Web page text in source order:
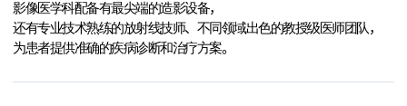
影像医学科配备有最尖端的造影设备，
还有专业技术熟练的放射线技师、不同领域出色的教授级医师团队，
为患者提供准确的疾病诊断和治疗方案。